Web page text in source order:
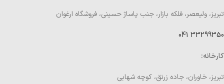
تبریز، ولیعصر، فلکه بازار، جنب پاساژ حسینی، فروشگاه ارغوان
33299350 041
کارخانه:
تبریز، خاوران، جاده زرنق، کوچه شهابی